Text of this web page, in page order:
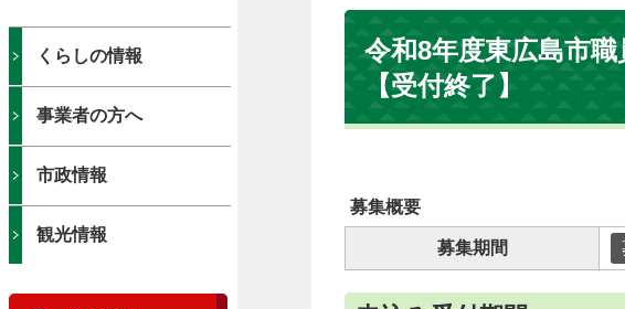
くらしの情報
事業者の方へ
市政情報
観光情報
令和8年度東広島市
【受付終了】
募集概要
募集期間